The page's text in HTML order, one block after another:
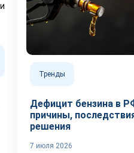
Тренды
Дефицит бензина в
причины,
решения
7 июля 2026